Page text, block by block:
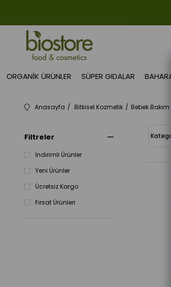
ORGANIK ÜRÜNLER SÜPER GIDALAR
Anasayfa Bitkisel Kozmetik Bebek Bakım
Filtreler
İndirimli Ürünler
Yeni Ürünler
Ücretsiz Kargo
Fırsat Ürünleri